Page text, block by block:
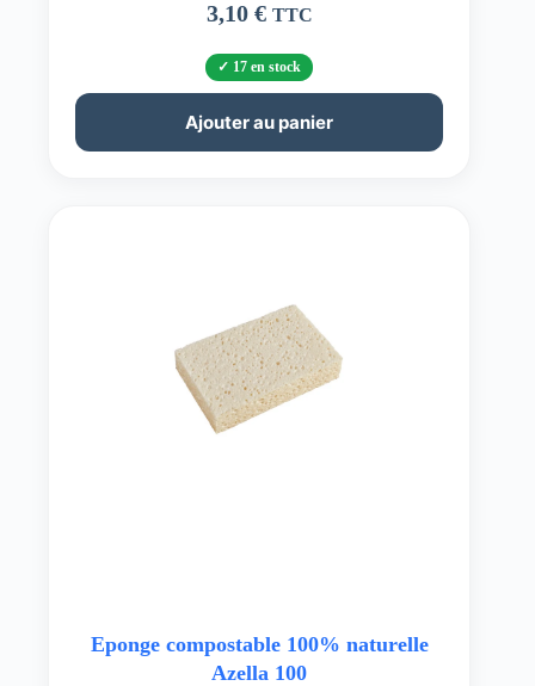
3,10 € TTC
17 en stock
Ajouter au panier
Eponge compostable 100% naturelle
Azella 100